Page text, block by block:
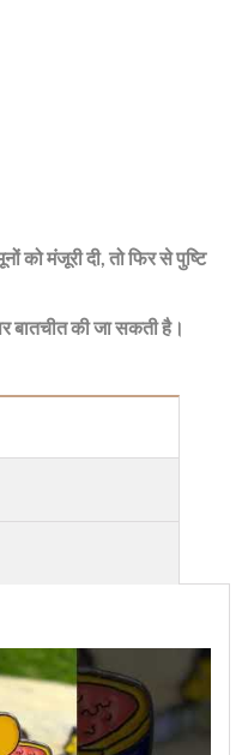
को मंजूरी दी, तो फिर से पुष्टि
बातचीत की जा सकती है।